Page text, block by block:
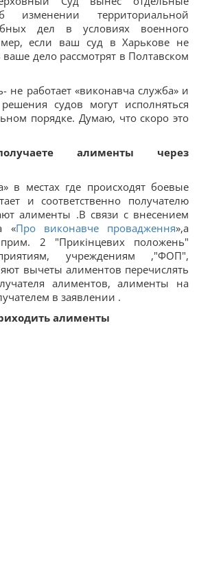
изменении территориальной
дел в условиях военного
если ваш суд в Харькове не
ваше дело рассмотрят в Полтавском
не работает «виконавча служба» и
судов могут исполняться
порядке. Думаю, что скоро это
алименты через
в местах где происходят боевые
и соответственно получателю
алименты .В связи с внесением
«Про виконавче провадження»,а
2 "Прикінцевих положень"
учреждениям ,"ФОП",
вычеты алиментов перечислять
алиментов, алименты на
в заявлении .
алименты